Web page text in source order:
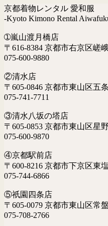
京都着物レンタル 愛和服
-Kyoto Kimono Rental
➀嵐山渡月橋店
〒616-8384 京都市右京区嵯
075-600-9880
②清水店
〒605-0846 京都市東山区五
075-741-7711
③清水八坂の塔店
〒605-0853 京都市東山区星
075-600-9870
④京都駅前店
〒600-8216 京都市下京区東
075-744-6866
⑤祇園四条店
〒605-0079 京都市東山区常
075-708-2766